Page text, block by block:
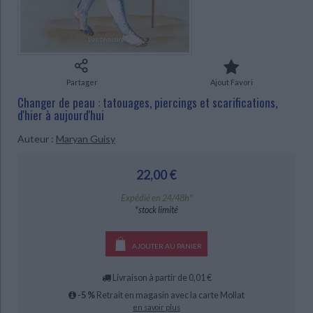
Bibliothèque de la Pléiade
Classiques scolaires
Littérature de voyage Audio - Livres lus
Ecologie - Environnement
Histoire de France
Histoire - Généralités Histoire des pays
Histoire ancienne Géographie
Culture scientifique
Danse
Partager Ajout Favori
Changer de peau : tatouages, piercings et scarifications,
d'hier à aujourd'hui
Auteur : Maryan Guisy
22,00 €
Expédié en 24/48h*
*stock limité
AJOUTER AU PANIER
Livraison à partir de 0,01 €
-5 % Retrait en magasin avec la carte Mollat
en savoir plus